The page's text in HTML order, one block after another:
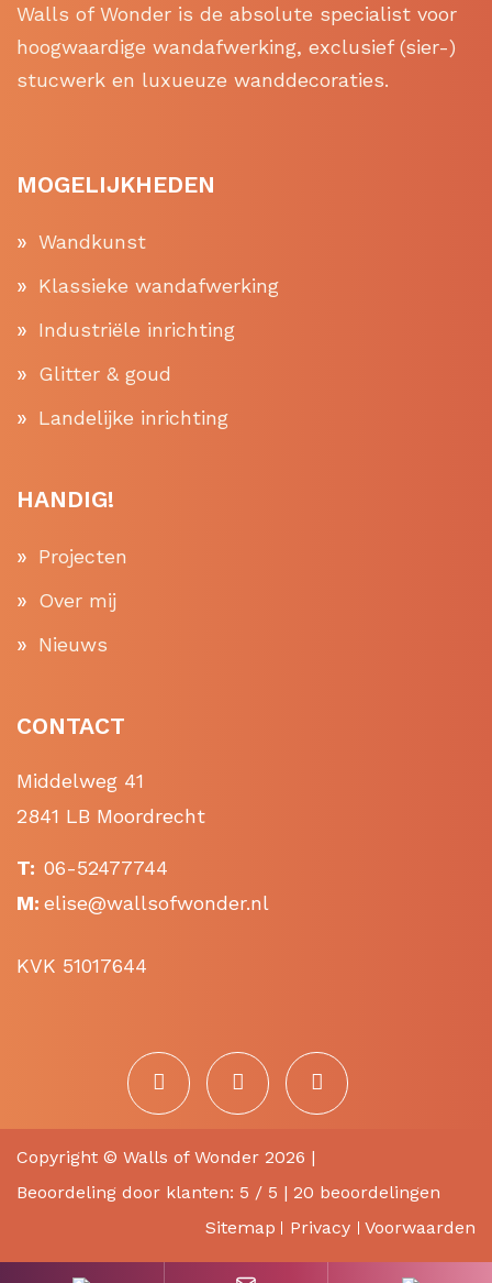
Walls of Wonder is de absolute specialist voor
hoogwaardige wandafwerking, exclusief (sier-)
stucwerk en luxueuze wanddecoraties.
MOGELIJKHEDEN
Wandkunst
Klassieke wandafwerking
Industriële inrichting
Glitter & goud
Landelijke inrichting
HANDIG!
Projecten
Over mij
Nieuws
CONTACT
Middelweg 41
2841 LB Moordrecht
T: 06-52477744
M: elise@wallsofwonder.nl
KVK 51017644
Copyright © Walls of Wonder 2026 |
Beoordeling door klanten: 5 / 5 | 20 beoordelingen
Sitemap
Privacy Voorwaarden